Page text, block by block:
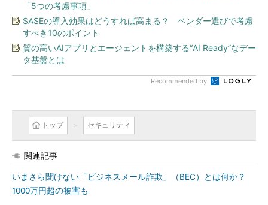
「5つの考慮事項」
SASEの導入効果はどうすれば高まる？ ベンダー選びで考慮
すべき10のポイント
質の高いAIアプリとエージェントを構築する“AI Ready”なデー
タ基盤とは
Recommended by
トップ セキュリティ
関連記事
いまさら聞けない「ビジネスメール詐欺」（BEC）とは何か？
1000万円超の被害も